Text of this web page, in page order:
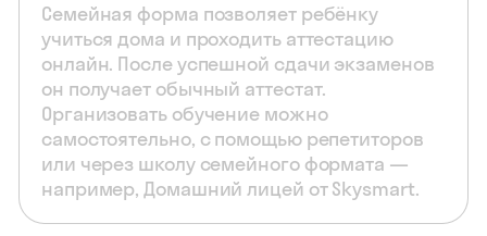
Семейная форма позволяет ребёнку
учиться дома и проходить аттестацию
онлайн. После успешной сдачи экзаменов
он получает обычный аттестат.
Организовать обучение можно
самостоятельно, с помощью репетиторов
или через школу семейного формата —
например, Домашний лицей от Skysmart.